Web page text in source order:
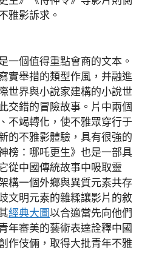
雅影訴求。
個值得重點會商的文本。
實舉措的類型作風，并融進
世界與小說家建構的小說世
交錯的冒險故事。片中兩個
不竭轉化，使不雅眾穿行于
的不雅影體驗，具有很強的
榜：哪吒更生》也是一部具
從中國傳統故事中吸取靈
構一個外鄉與異質元素共存
文明元素的雜糅讓影片的敘
經典大圖以合適當先向他們
年審美的藝術表達詮釋中國
作伎倆，取得大批青年不雅